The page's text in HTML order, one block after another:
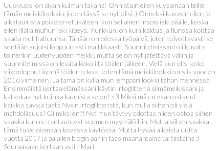
Uusivuosi on aivan kulman takana! Onnistuin eilen kuvaamaan teille
tämän meikkilookkin, joten tässä se nyt olisi :) Onneksi kuvasin eilen jo
aikataulusta poiketen etukäteen, kun sellainen inspis iski päälle, koska
eilen illalla muhun iski kipeys. Kurkkuni on kuin kaktus ja flunssa koittaa
saada mut haltuunsa. Tänään on edessä työpäivä, joten toivottavasti se
sentään sujuisi loppuun asti mallikkaasti. Suunnitelmissani oli kuvata
toinenkin uudenvuoden meikki, mutta se on nyt jätettävä väliin ja
suunnitelmissa on levätä koko ilta töiden jälkeen. Vielä kun olisi koko
viikonloppu täynnä töiden tekoa. Joten tämä meikkilookki on siis vuoden
2016 viimeinen! Ja tämä on kyllä mun lemppari lookki tähän mennessä!
Ensimmäistä kertaa elämässäni käytin irtoglitteriä silmämeikissäni ja
katsokaa nyt kuinka kaunista se on! <3 Miksi mä en vaan ostanut
kaikkia sävyjä tästä Nyxin irtoglitteristä, kun mulla siihen oli vielä
mahdollisuus? Oi miksi en?! Nyt mun täytyy odottaa niiden ostoa siihen
saakka kun ne rantautuvat suomen myymälöihin. Mutta siihen saakka
tämä tulee olemaan kovassa käytössä. Mutta hyvää aikaista uutta
vuotta 2017 ja palailen blogin pariin taas maanantaina tai tiistaina :)
Seuraavaan kertaan asti - Mari